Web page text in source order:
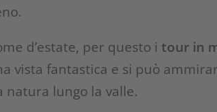
d’estate, per questo i tour in
vista fantastica e si può
natura lungo la valle.